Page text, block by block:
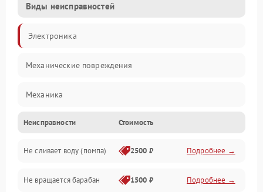
Виды неисправностей
Электроника
Механические повреждения
Механика
Электропитание
Водоснабжение
Слив
Неисправности Стоимость
Не сливает воду (помпа) 2500 ₽ Подробнее →
Не вращается барабан 1500 ₽ Подробнее →